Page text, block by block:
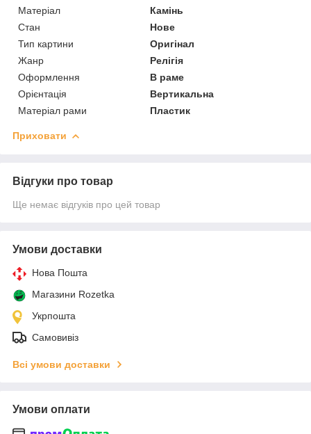
Матеріал
Камінь
Стан
Нове
Тип картини
Оригінал
Жанр
Релігія
Оформлення
В раме
Орієнтація
Вертикальна
Матеріал рами
Пластик
Приховати
Відгуки про товар
Ще немає відгуків про цей товар
Умови доставки
Нова Пошта
Магазини Rozetka
Укрпошта
Самовивіз
Всі умови доставки
Умови оплати